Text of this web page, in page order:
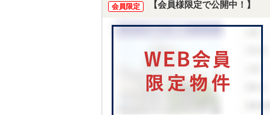
会員限定 【会員様限定で公開中！】